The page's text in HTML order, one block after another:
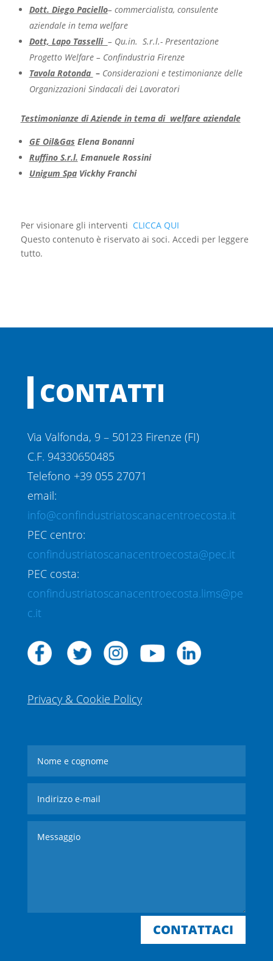
Dott. Diego Paciello– commercialista, consulente
aziendale in tema welfare
Dott, Lapo Tasselli – Qu.in. S.r.l.- Presentazione
Progetto Welfare – Confindustria Firenze
Tavola Rotonda – Considerazioni e testimonianze delle
Organizzazioni Sindacali dei Lavoratori
Testimonianze di Aziende in tema di welfare aziendale
GE Oil&Gas Elena Bonanni
Ruffino S.r.l. Emanuele Rossini
Unigum SpaVickhy Franchi
Per visionare gli interventi CLICCA QUI
Questo contenuto è riservato ai soci. Accedi per leggere
tutto.
CONTATTI
Via Valfonda, 9 – 50123 Firenze (FI)
C.F. 94330650485
Telefono +39 055 27071
email:
info@confindustriatoscanacentroecosta.it
PEC centro:
confindustriatoscanacentroecosta@pec.it
PEC costa:
confindustriatoscanacentroecosta.lims@pe
c.it
Privacy & Cookie Policy
CONTATTACI